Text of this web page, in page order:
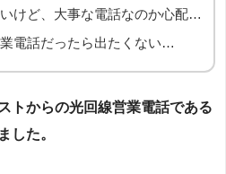
けど、大事な電話なのか心配…
電話だったら出たくない…
トからの光回線営業電話である
した。